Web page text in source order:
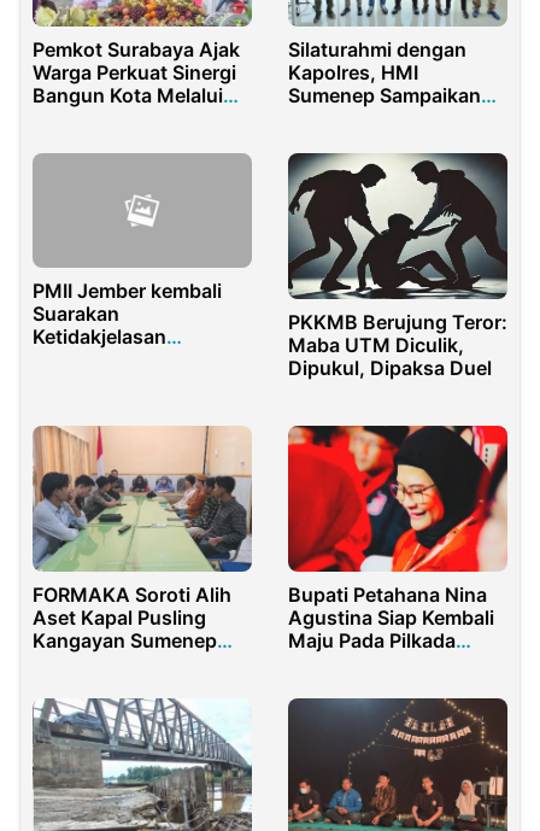
Pemkot Surabaya Ajak
Warga Perkuat Sinergi
Bangun Kota Melalui
Silaturahmi dengan
Kapolres, HMI
Sumenep Sampaikan
PMII Jember kembali
Suarakan
Ketidakjelasan
PKKMB Berujung Teror:
Maba UTM Diculik,
Dipukul, Dipaksa Duel
FORMAKA Soroti Alih
Aset Kapal Pusling
Kangayan Sumenep
Bupati Petahana Nina
Agustina Siap Kembali
Maju Pada Pilkada